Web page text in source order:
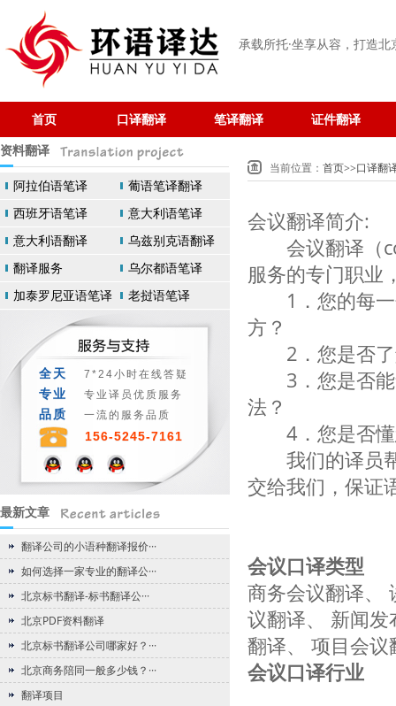
承载所托·坐享从容 ，打造
首页 口译翻译 笔译翻译 证件翻译
当前位置： 首页>>口译翻
会议翻译简介:
会议翻译（
服务的专门职业
1．您的每一
方？
2．您是否了
3．您是否能
法？
4．您是否懂
我们的译员帮
交给我们，保证
会议口译类型
商务会议翻译、
议翻译、 新闻
翻译、 项目会
会议口译行业
资料翻译
阿拉伯语笔译
葡语笔译翻译
西班牙语笔译
意大利语笔译
意大利语翻译
乌兹别克语翻译
翻译服务
乌尔都语笔译
加泰罗尼亚语笔译
老挝语笔译
全天 7*24小时在线答疑
专业 专业译员优质服务
品质 一流的服务品质
156-5245-7161
最新文章
翻译公司的小语种翻译报价···
如何选择一家专业的翻译公···
北京标书翻译-标书翻译公···
北京PDF资料翻译
北京标书翻译公司哪家好？···
北京商务陪同一般多少钱？···
翻译项目